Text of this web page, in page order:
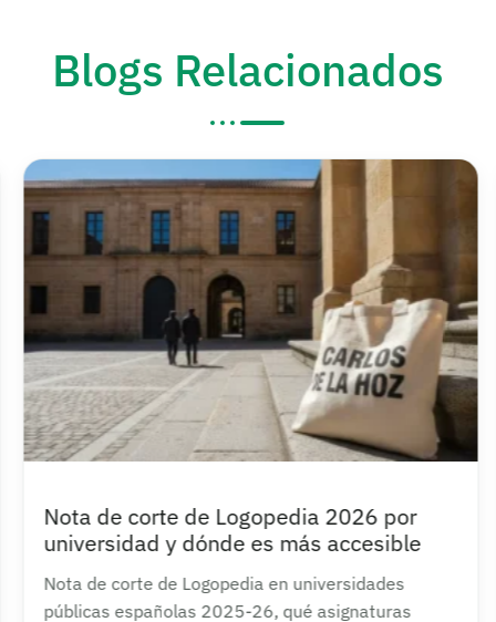
Blogs Relacionados
Nota de corte de Logopedia 2026 por
universidad y dónde es más accesible
Nota de corte de Logopedia en universidades
públicas españolas 2025-26, qué asignaturas